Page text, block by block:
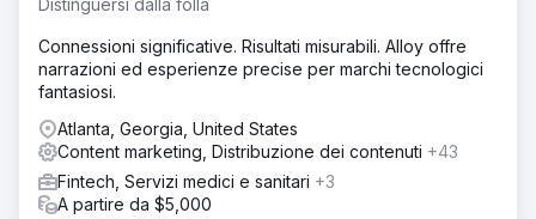
vendite.
Soluzione
La nostra strategia SEO comprende l'analisi del sito web,
la ricerca di parole chiave, l'ottimizzazione on-page,
l'analisi della concorrenza, un approccio personalizzato,
consigli UI/UX, l'implementazione di CTA, la creazione di
link di qualità e l'ottimizzazione dei contenuti per
migliorare la visibilità online e il traffico organico.
Connessioni significative. Risultati misurabili. Alloy offre
narrazioni ed esperienze precise per marchi tecnologici
fantasiosi.
Atlanta, Georgia, United States
Content marketing, Distribuzione dei contenuti +43
Fintech, Servizi medici e sanitari +3
A partire da $5,000